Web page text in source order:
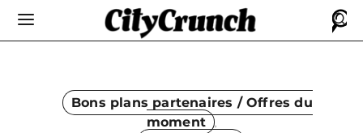
Bons plans partenaires / Offres du
moment